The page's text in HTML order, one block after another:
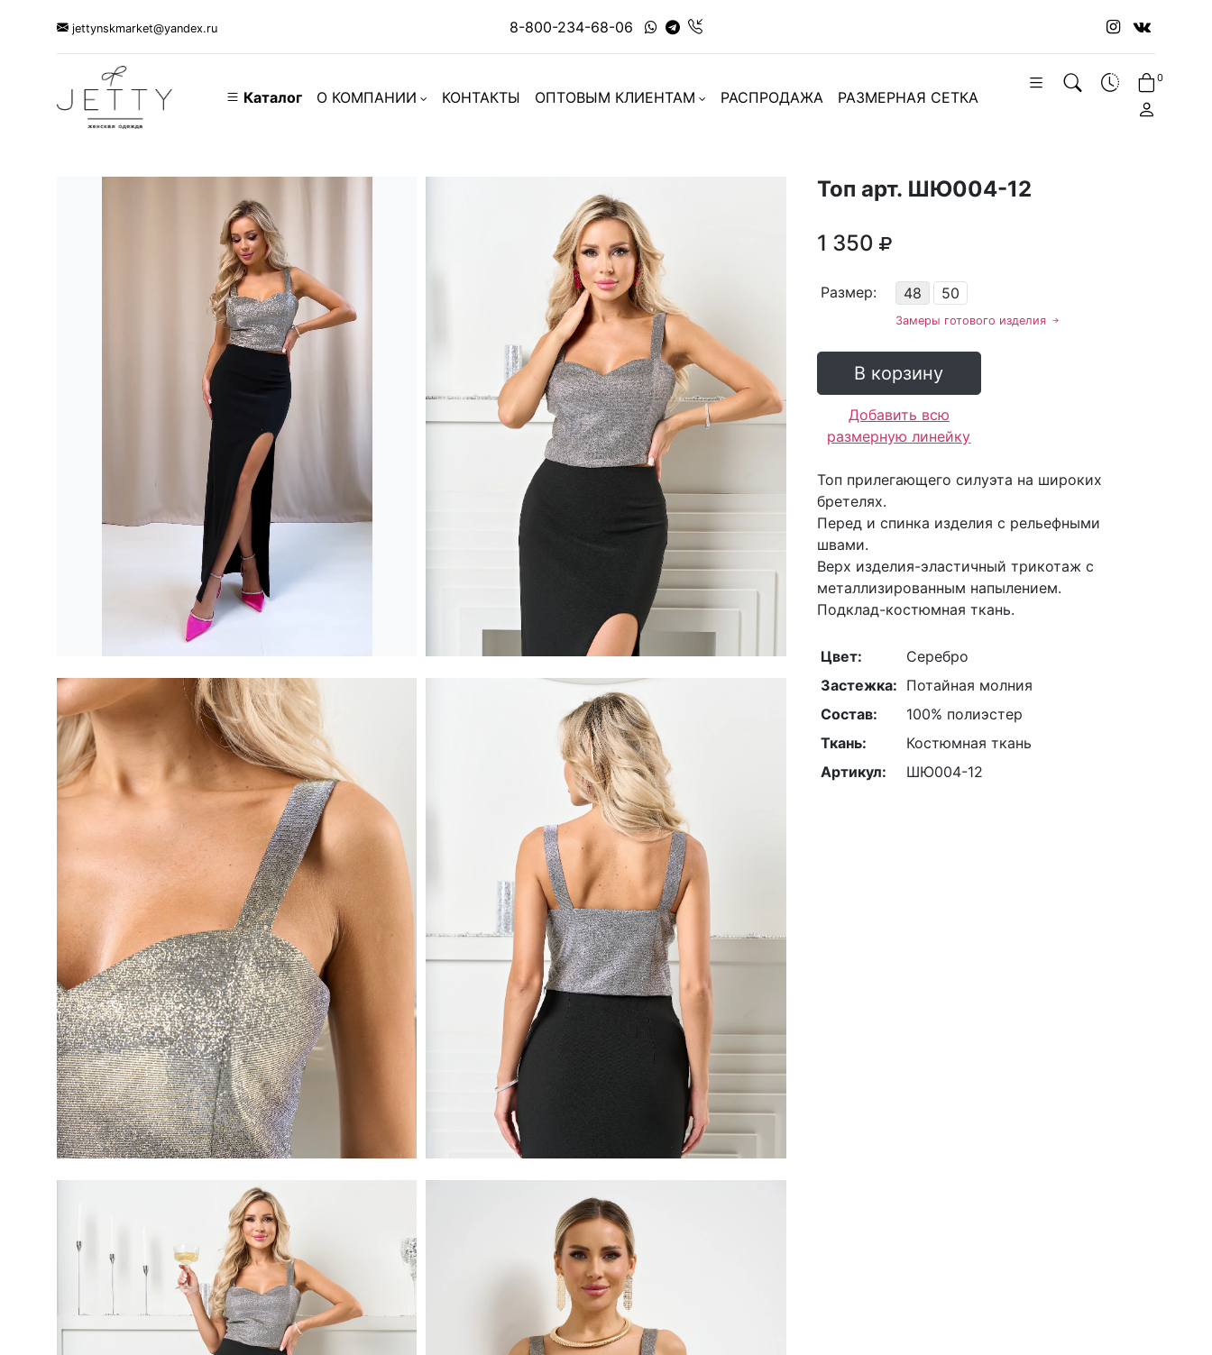
jettynskmarket@yandex.ru 8-800-234-68-06
Каталог О КОМПАНИИ КОНТАКТЫ ОПТОВЫМ КЛИЕНТАМ РАСПРОДАЖА РАЗМЕРНАЯ СЕТКА
0
Топ арт. ШЮ004-12
1 350
Размер: 48 50
Замеры готового изделия
В корзину
Добавить всю
размерную линейку
Топ прилегающего силуэта на широких
бретелях.
Перед и спинка изделия с рельефными
швами.
Верх изделия-эластичный трикотаж с
металлизированным напылением.
Подклад-костюмная ткань.
Цвет:
Серебро
Застежка: Потайная молния
Состав:
100% полиэстер
Ткань:
Костюмная ткань
Артикул:
ШЮ004-12